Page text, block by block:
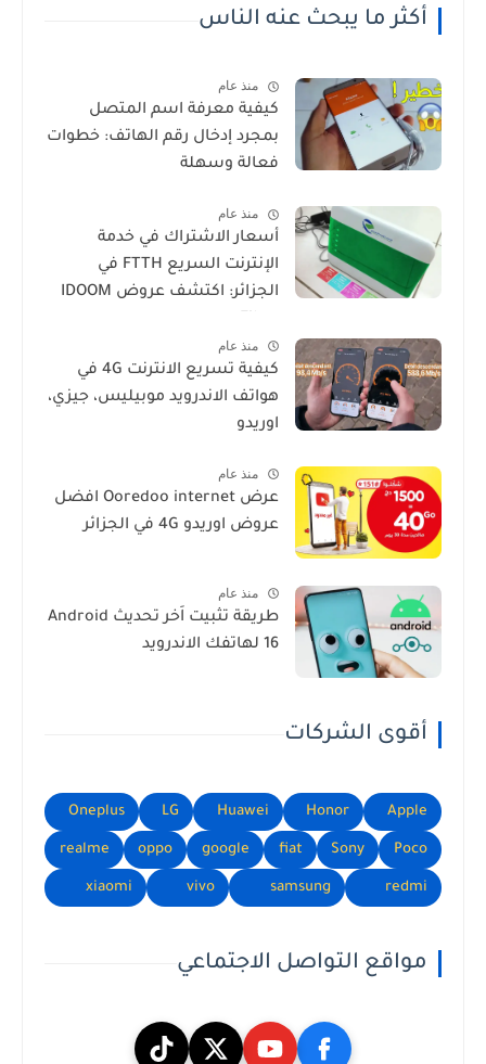
أكثر ما يبحث عنه الناس
منذ عام
كيفية معرفة اسم المتصل
بمجرد إدخال رقم الهاتف: خطوات
فعالة وسهلة
منذ عام
أسعار الاشتراك في خدمة
الإنترنت السريع FTTH في
الجزائر: اكتشف عروض IDOOM
منذ عام
كيفية تسريع الانترنت 4G في
هواتف الاندرويد موبيليس، جيزي،
اوريدو
منذ عام
عرض Ooredoo internet افضل
عروض اوريدو 4G في الجزائر
منذ عام
طريقة تثبيت اَخر تحديث Android
16 لهاتفك الاندرويد
أقوى الشركات
Apple
Honor
Huawei
LG
Oneplus
Poco
Sony
fiat
google
oppo
realme
redmi
samsung
vivo
xiaomi
مواقع التواصل الاجتماعي